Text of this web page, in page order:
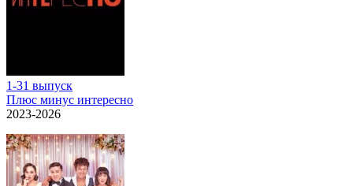
1-31 выпуск
Плюс минус интересно
2023-2026